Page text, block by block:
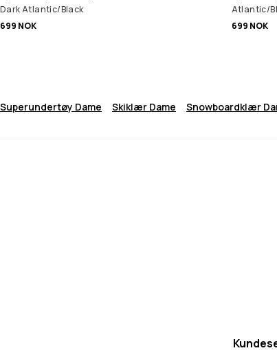
Dark Atlantic/Black
699 NOK
Atlantic/
699 NOK
Superundertøy Dame Skiklær Dame Snowboardklær